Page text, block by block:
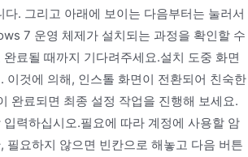
. 그리고 아래에 보이는 다음부터는 눌러서
7 운영 체제가 설치되는 과정을 확인할 수
료될 때까지 기다려주세요.설치 도중 화면
것에 의해, 인스톨 화면이 전환되어 친숙한
료되면 최종 설정 작업을 진행해 보세요.
력하십시오.필요에 따라 계정에 사용할 암
요하지 않으면 빈칸으로 해놓고 다음 버튼